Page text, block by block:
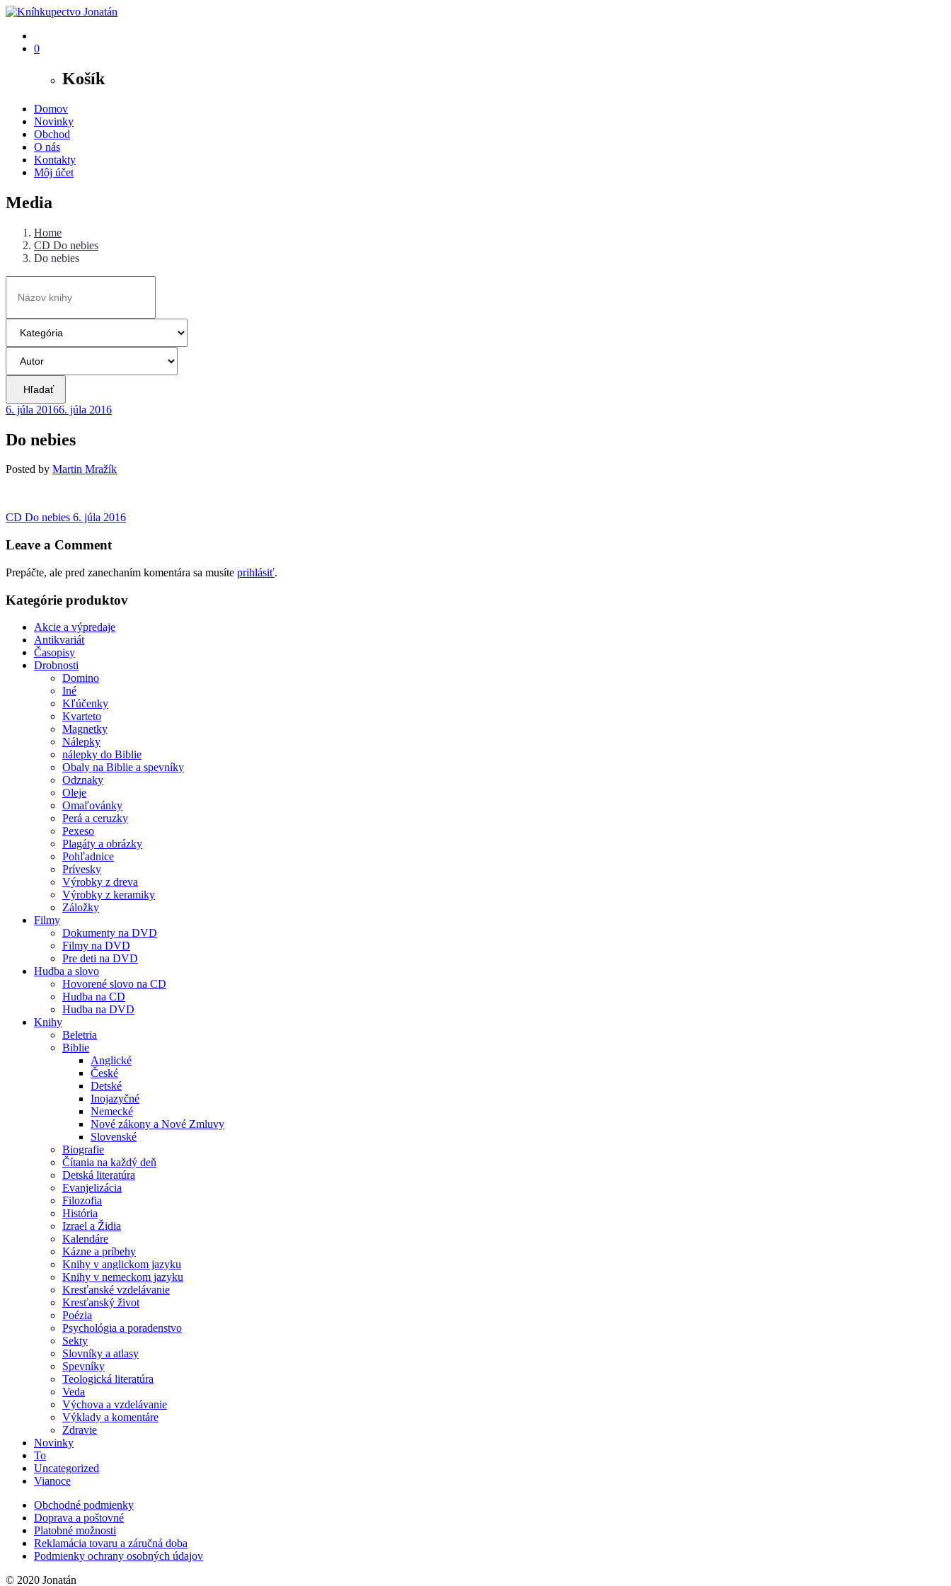
0
Košík
Domov
Novinky
Obchod
O nás
Kontakty
Môj účet
Media
Home
CD Do nebies
Do nebies
Hľadať
6. júla 20166. júla 2016
Do nebies
Posted by Martin Mražík
Navigácia
v
CD Do nebies Previous
6. júla 2016
Leave a Comment
Prepáčte, ale pred zanechaním komentára sa musíte prihlásiť.
Kategórie produktov
Akcie a výpredaje
Antikvariát
Časopisy
Drobnosti
Domino
Iné
Kľúčenky
Kvarteto
Magnetky
Nálepky
nálepky do Biblie
Obaly na Biblie a spevníky
Odznaky
Oleje
Omaľovánky
Perá a ceruzky
Pexeso
Plagáty a obrázky
Pohľadnice
Prívesky
Výrobky z dreva
Výrobky z keramiky
Záložky
Filmy
Dokumenty na DVD
Filmy na DVD
Pre deti na DVD
Hudba a slovo
Hovorené slovo na CD
Hudba na CD
Hudba na DVD
Knihy
Beletria
Biblie
Anglické
České
Detské
Inojazyčné
Nemecké
Nové zákony a Nové Zmluvy
Slovenské
Biografie
Čítania na každý deň
Detská literatúra
Evanjelizácia
Filozofia
História
Izrael a Židia
Kalendáre
Kázne a príbehy
Knihy v anglickom jazyku
Knihy v nemeckom jazyku
Kresťanské vzdelávanie
Kresťanský život
Poézia
Psychológia a poradenstvo
Sekty
Slovníky a atlasy
Spevníky
Teologická literatúra
Veda
Výchova a vzdelávanie
Výklady a komentáre
Zdravie
Novinky
To
Uncategorized
Vianoce
Obchodné podmienky
Doprava a poštovné
Platobné možnosti
Reklamácia tovaru a záručná doba
Podmienky ochrany osobných údajov
© 2020 Jonatán